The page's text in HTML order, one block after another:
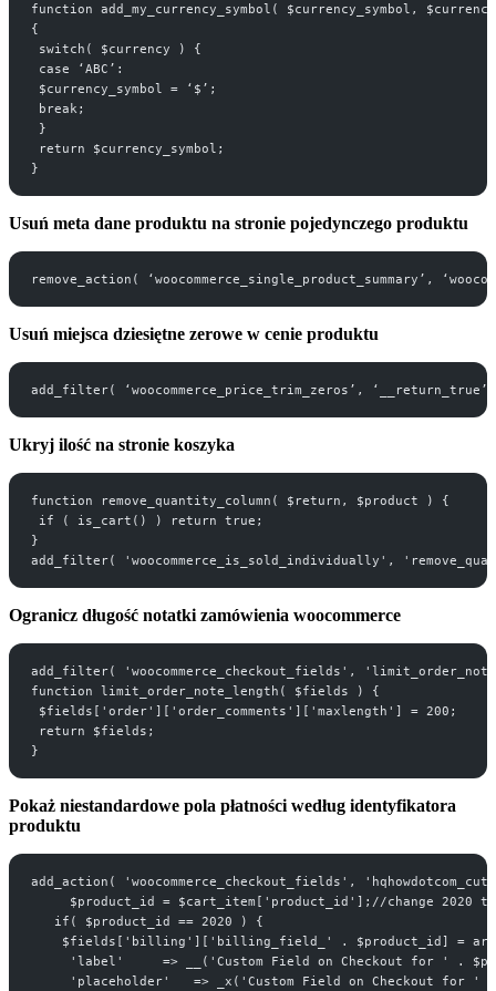
function add_my_currency_symbol( $currency_symbol,
{
switch( $currency ) {
case ‘ABC’:
$currency_symbol = ‘$’;
break;
}
return $currency_symbol;
}
Usuń meta dane produktu na stronie pojedynczego produktu
remove_action( ‘woocommerce_single_product_summary’,
Usuń miejsca dziesiętne zerowe w cenie produktu
add_filter( ‘woocommerce_price_trim_zeros’,
Ukryj ilość na stronie koszyka
function remove_quantity_column( $return, $product ) {
if ( is_cart() ) return true;
}
add_filter( 'woocommerce_is_sold_individually',
Ogranicz długość notatki zamówienia woocommerce
add_filter( 'woocommerce_checkout_fields',
function limit_order_note_length( $fields ) {
$fields['order']['order_comments']['maxlength'] = 200;
return $fields;
}
Pokaż niestandardowe pola płatności według identyfikatora
produktu
add_action( 'woocommerce_checkout_fields',
$product_id = $cart_item['product_id'];//change 2020
   if( $product_id == 2020 ) {
$fields['billing']['billing_field_' . $product_id] =
'label'     => __('Custom Field on Checkout for ' .
'placeholder'   => _x('Custom Field on Checkout for '